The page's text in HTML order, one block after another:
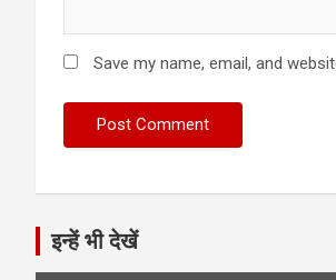
Save my name, email, and
इन्हें भी देखें